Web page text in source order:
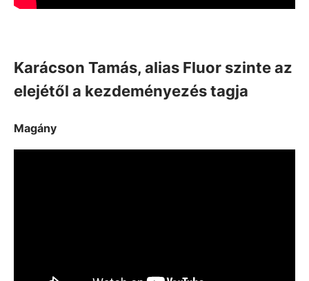
Karácson Tamás, alias Fluor szinte az
elejétől a kezdeményezés tagja
Magány